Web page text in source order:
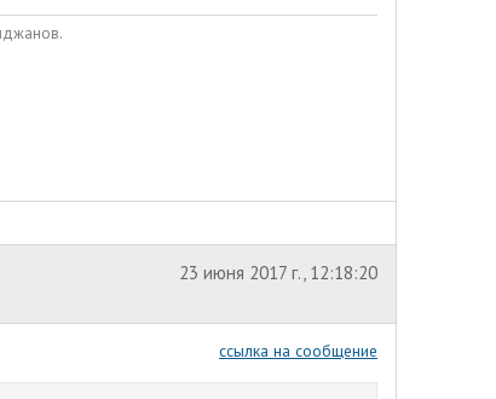
23 июня 2017 г., 12:18:20
ссылка на сообщение